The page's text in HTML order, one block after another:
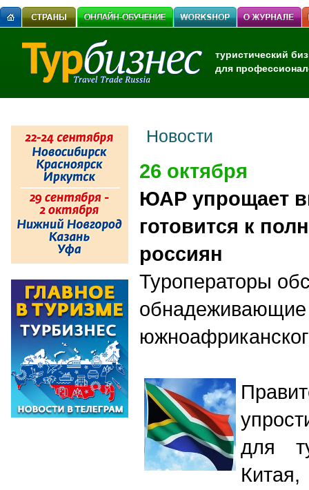
туристический
для
Новости
26 октября
ЮАР упрощает
готовится к
россиян
Туроператоры
для